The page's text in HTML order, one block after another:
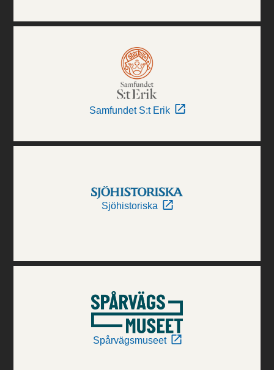
Samfundet S:t Erik
Sjöhistoriska
Spårvägsmuseet